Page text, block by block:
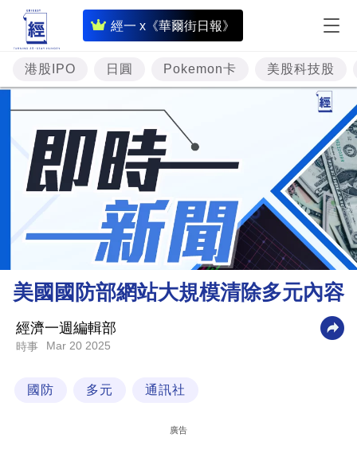
經一 x《華爾街日報》
即
時
財
經
專
題
投
資
樓
市
財
商
業
技
港股IPO 日圓 Pokemon卡 美股科技股
美國國防部網站大規模清除多元內容
經濟一週編輯部
時事 Mar 20 2025
國防 多元 通訊社
廣告